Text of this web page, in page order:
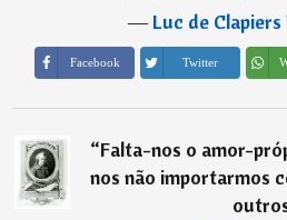
―Luc de
Facebook Twitter
“Falta-nos o amor-
nos não importarmos